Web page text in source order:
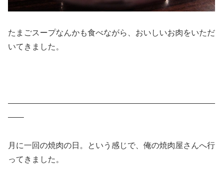
たまごスープなんかも食べながら、おいしいお肉をいただ
いてきました。
——————————————————————————
——
月に一回の焼肉の日。という感じで、俺の焼肉屋さんへ行
ってきました。